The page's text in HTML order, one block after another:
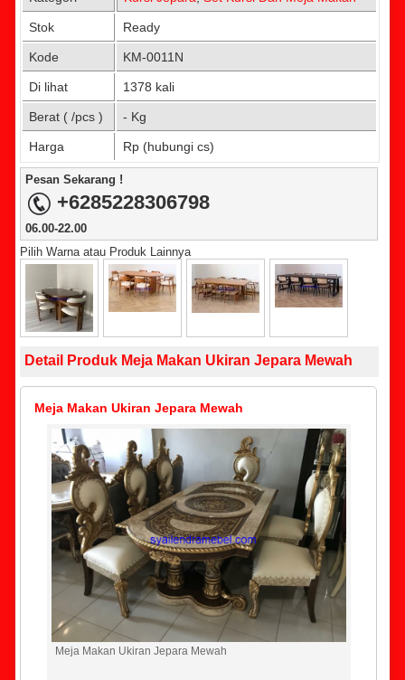
Stok Ready
Kode KM-0011N
Di lihat 1378 kali
Berat ( /pcs ) - Kg
Harga Rp (hubungi cs)
Pesan Sekarang !
+6285228306798
06.00-22.00
Pilih Warna atau Produk Lainnya
Detail Produk Meja Makan Ukiran Jepara Mewah
Meja Makan Ukiran Jepara Mewah
Meja Makan Ukiran Jepara Mewah